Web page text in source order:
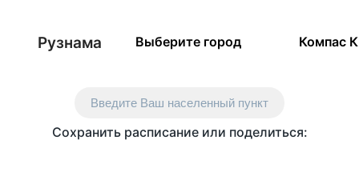
Рузнама Выберите город Компас
Введите Ваш населенный пункт
Сохранить расписание или поделиться: